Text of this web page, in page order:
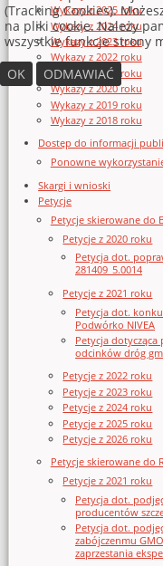
Wykazy z 2025 roku
Wykazy z 2024 roku
Wykazy z 2023 roku
Wykazy z 2022 roku
Wykazy z 2021 roku
Wykazy z 2020 roku
Wykazy z 2019 roku
Wykazy z 2018 roku
Dostęp do informacji
Ponowne
Skargi i wnioski
Petycje
Petycje skierowane do
Petycje z 2020 roku
Petycja dot.
281409_5.0014
Petycje z 2021 roku
Petycja dot.
Podwórko NIVEA
Petycja
odcinków dróg
Petycje z 2022 roku
Petycje z 2023 roku
Petycje z 2024 roku
Petycje z 2025 roku
Petycje z 2026 roku
Petycje skierowane do
Petycje z 2021 roku
Petycja dot.
producentów
Petycja dot.
zabójczenmu
zaprzestania
(Tracking Cookies).
na pliki cookie. Należy
wszystkie funkcje strony
OK
ODMAWIAĆ